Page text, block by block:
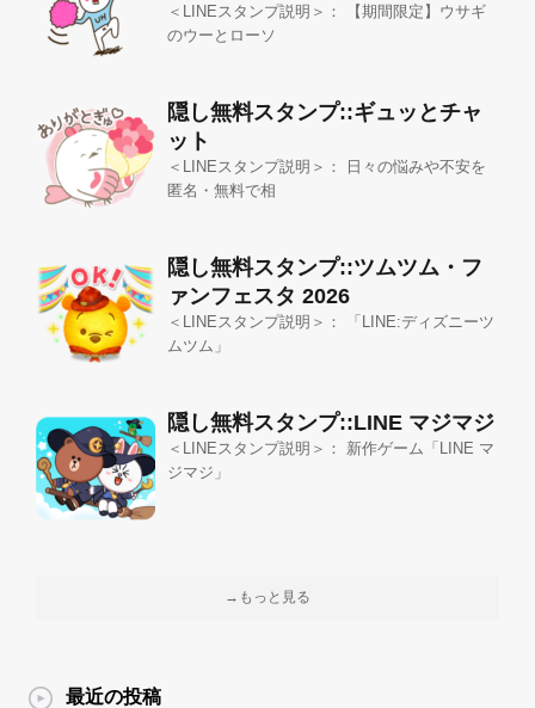
＜LINEスタンプ説明＞： 【期間限定】ウサギ
のウーとローソ
隠し無料スタンプ::ギュッとチャ
ット
＜LINEスタンプ説明＞： 日々の悩みや不安を
匿名・無料で相
隠し無料スタンプ::ツムツム・フ
ァンフェスタ 2026
＜LINEスタンプ説明＞： 「LINE:ディズニーツ
ムツム」
隠し無料スタンプ::LINE マジマジ
＜LINEスタンプ説明＞： 新作ゲーム「LINE マ
ジマジ」
→もっと見る
最近の投稿